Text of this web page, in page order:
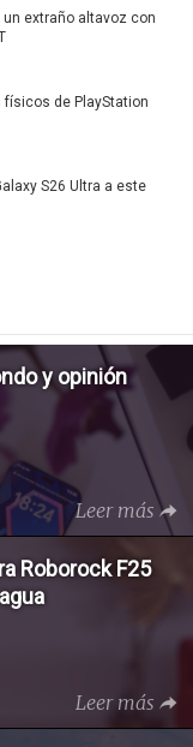
un extraño altavoz con
de PlayStation
S26 Ultra a este
y opinión
Leer más
Roborock F25
Leer más